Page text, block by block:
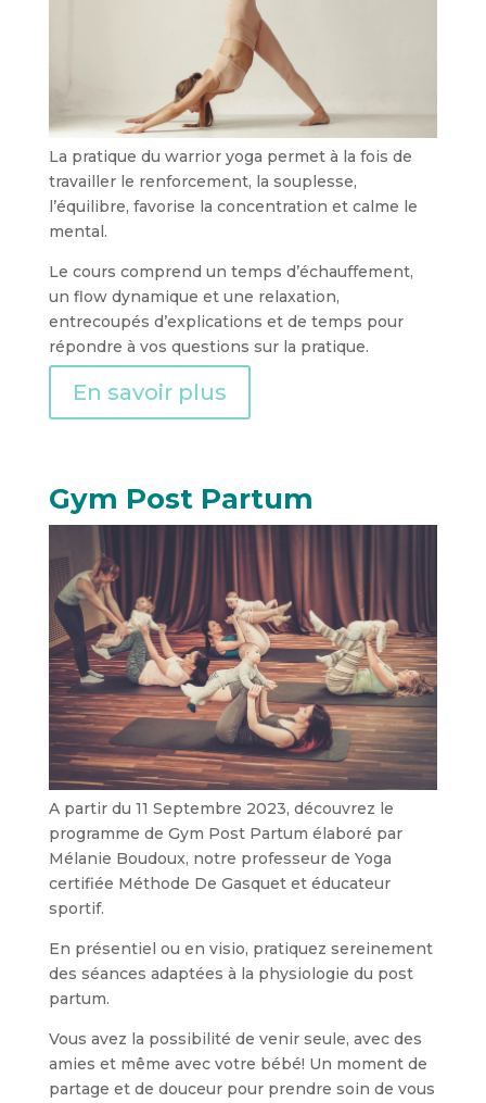
La pratique du warrior yoga permet à la fois de
travailler le renforcement, la souplesse,
l’équilibre, favorise la concentration et calme le
mental.
Le cours comprend un temps d’échauffement,
un flow dynamique et une relaxation,
entrecoupés d’explications et de temps pour
répondre à vos questions sur la pratique.
En savoir plus
Gym Post Partum
A partir du 11 Septembre 2023, découvrez le
programme de Gym Post Partum élaboré par
Mélanie Boudoux, notre professeur de Yoga
certifiée Méthode De Gasquet et éducateur
sportif.
En présentiel ou en visio, pratiquez sereinement
des séances adaptées à la physiologie du post
partum.
Vous avez la possibilité de venir seule, avec des
amies et même avec votre bébé! Un moment de
partage et de douceur pour prendre soin de vous